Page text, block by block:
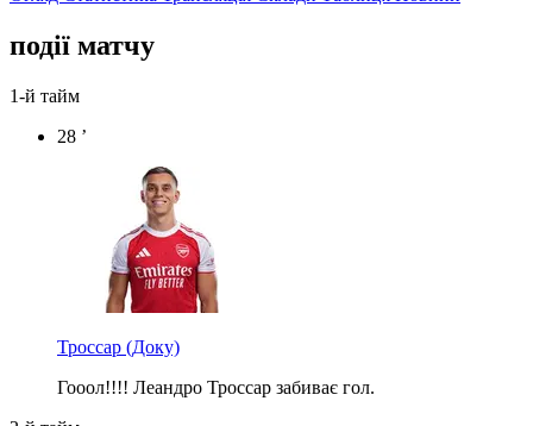
події матчу
1-й тайм
28 ’
Троссар (Доку)
Гооол!!!! Леандро Троссар забиває гол.